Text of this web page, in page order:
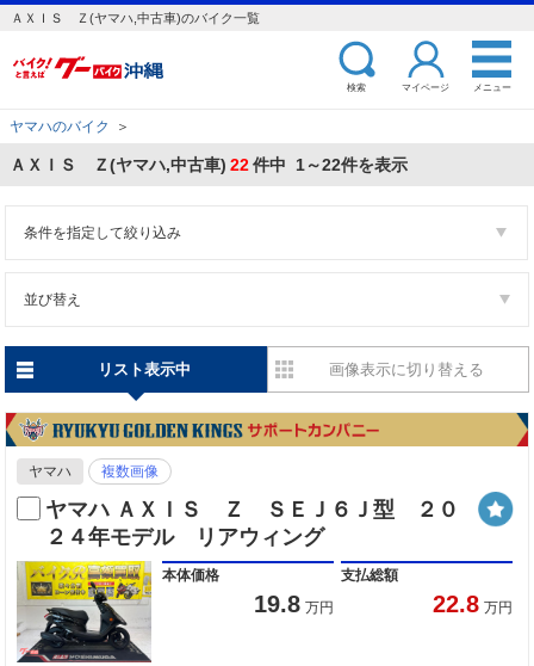
ＡＸＩＳ Ｚ(ヤマハ,中古車)のバイク一覧
検索 マイページ メニュー
ヤマハのバイク ＞
ＡＸＩＳ Ｚ(ヤマハ,中古車) 22件中 1～22件を表示
条件を指定して絞り込み
並び替え
リスト表示中 画像表示に切り替える
ヤマハ 複数画像
ヤマハ ＡＸＩＳ Ｚ ＳＥＪ６Ｊ型 ２０
２４年モデル リアウィング
本体価格
19.8 万円
支払総額
22.8 万円